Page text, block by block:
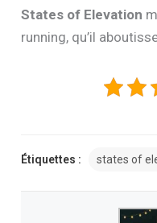
States of Elevation
running, qu’il
Étiquettes : states of